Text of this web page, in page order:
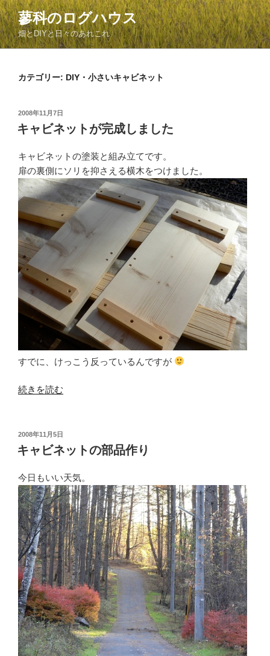
コ
ン
テ
ン
蓼科のログハウス
畑とDIYと日々のあれこれ
カテゴリー: DIY・小さいキャビネット
投
稿
日:
2008年11月7日
キャビネットが完成しました
キャビネットの塗装と組み立てです。
扉の裏側にソリを抑さえる横木をつけました。
すでに、けっこう反っているんですが
“キ
ネ
ッ
が
完
成
し
ま
し
た”
の
続きを読む
投
稿
日:
2008年11月5日
キャビネットの部品作り
今日もいい天気。